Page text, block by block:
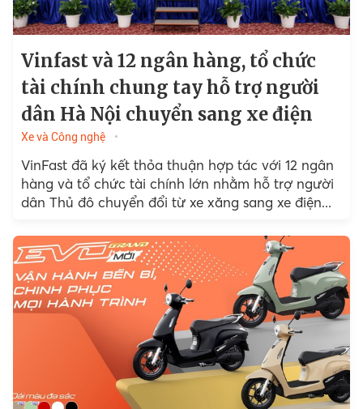
Vinfast và 12 ngân hàng, tổ chức
tài chính chung tay hỗ trợ người
dân Hà Nội chuyển sang xe điện
Xe và Công nghệ
VinFast đã ký kết thỏa thuận hợp tác với 12 ngân
hàng và tổ chức tài chính lớn nhằm hỗ trợ người
dân Thủ đô chuyển đổi từ xe xăng sang xe điện...